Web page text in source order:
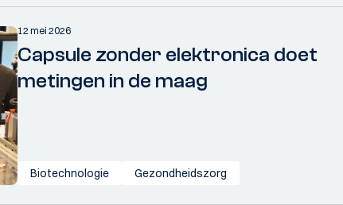
12 mei 2026
Capsule zonder elektronica doet
metingen in de maag
Biotechnologie Gezondheidszorg